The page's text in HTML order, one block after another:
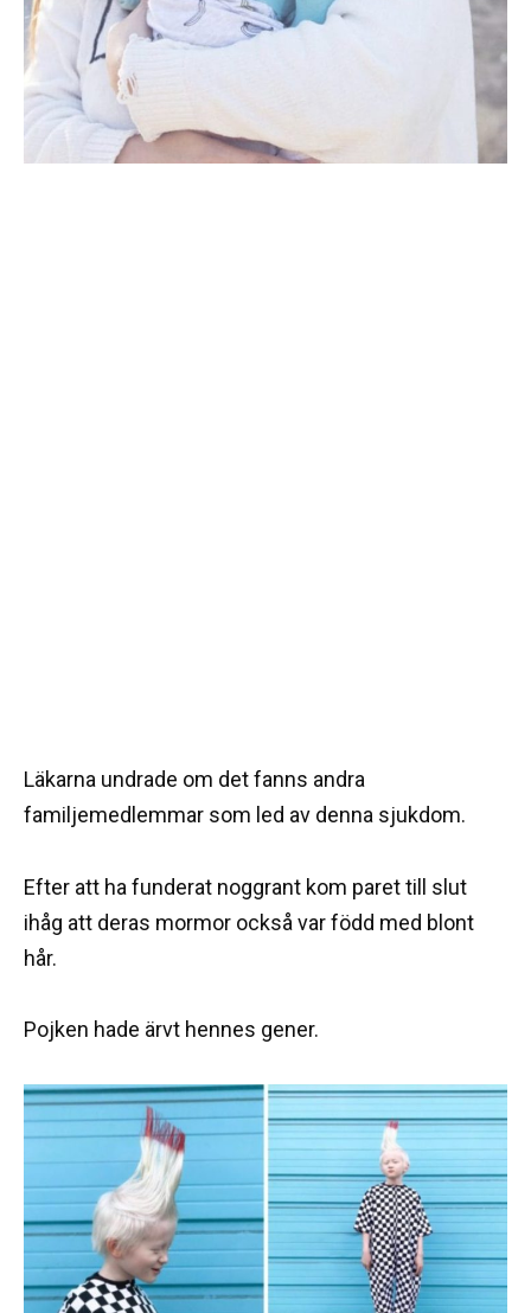
Läkarna undrade om det fanns andra
familjemedlemmar som led av denna sjukdom.
Efter att ha funderat noggrant kom paret till slut
ihåg att deras mormor också var född med blont
hår.
Pojken hade ärvt hennes gener.